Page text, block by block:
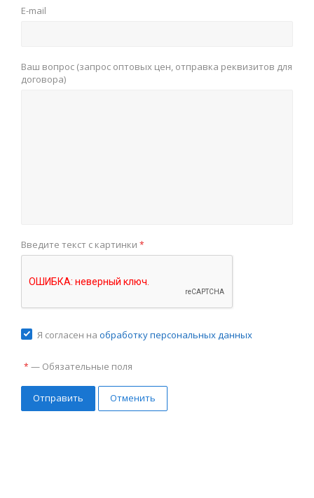
E-mail
Ваш вопрос (запрос оптовых цен, отправка реквизитов для
договора)
Введите текст с картинки *
Я согласен на обработку персональных данных
* — Обязательные поля
Отменить